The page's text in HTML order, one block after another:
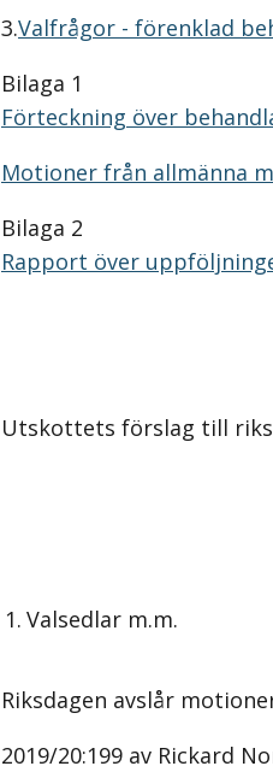
3.Valfrågor - förenklad
Bilaga 1
Förteckning över
Motioner från allmänna
Bilaga 2
Rapport över
Utskottets förslag till
1. Valsedlar m.m.
Riksdagen avslår
2019/20:199 av Rickard